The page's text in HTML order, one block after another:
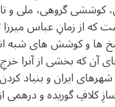
گروهی، ملی و
از زمانِ عباس میرزا
ها و کوشش های شبه
آن که بخشی از آنرا
ایران و بنیاد
کلافِ گوریده و درهمی